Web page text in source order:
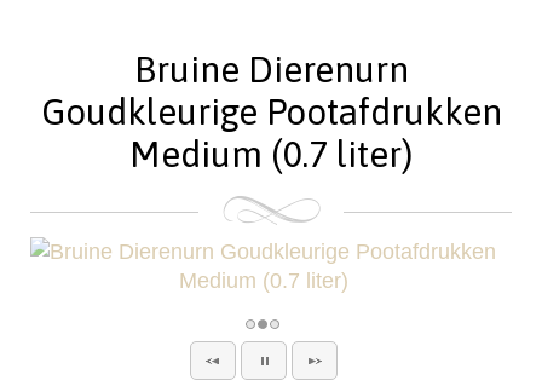
Bruine Dierenurn
Goudkleurige Pootafdrukken
Medium (0.7 liter)